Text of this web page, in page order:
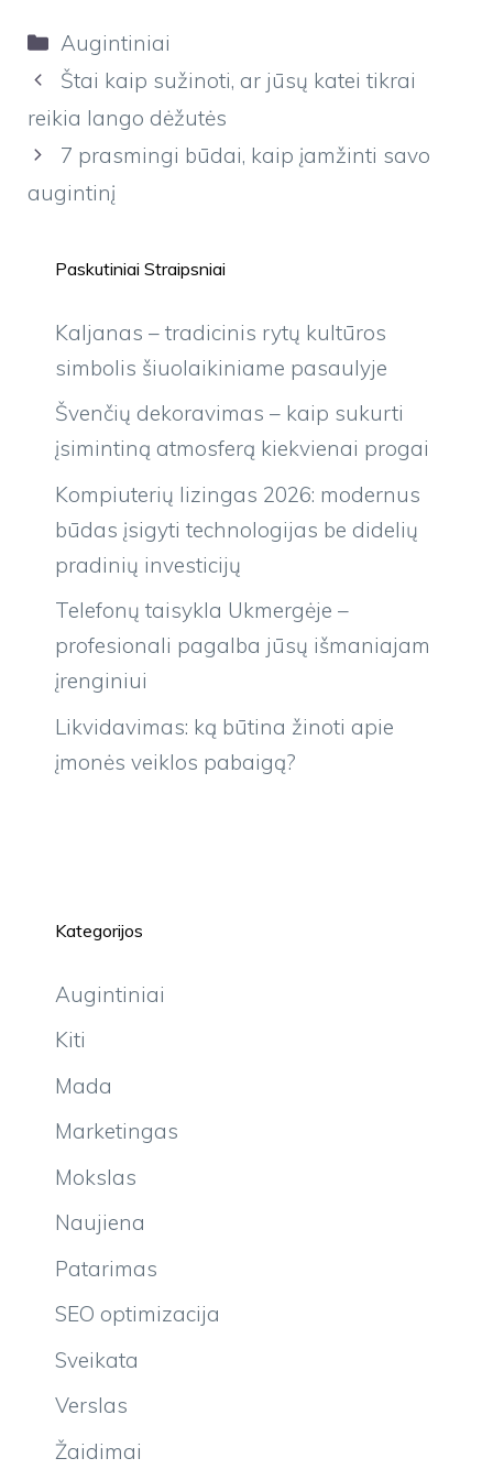
Kategorijos
Augintiniai
Štai kaip sužinoti, ar jūsų katei tikrai
reikia lango dėžutės
7 prasmingi būdai, kaip įamžinti savo
augintinį
Paskutiniai Straipsniai
Kaljanas – tradicinis rytų kultūros
simbolis šiuolaikiniame pasaulyje
Švenčių dekoravimas – kaip sukurti
įsimintiną atmosferą kiekvienai progai
Kompiuterių lizingas 2026: modernus
būdas įsigyti technologijas be didelių
pradinių investicijų
Telefonų taisykla Ukmergėje –
profesionali pagalba jūsų išmaniajam
įrenginiui
Likvidavimas: ką būtina žinoti apie
įmonės veiklos pabaigą?
Kategorijos
Augintiniai
Kiti
Mada
Marketingas
Mokslas
Naujiena
Patarimas
SEO optimizacija
Sveikata
Verslas
Žaidimai